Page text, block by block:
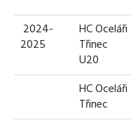
2024-
2025
HC Oceláři
Třinec
U20
HC Oceláři
Třinec